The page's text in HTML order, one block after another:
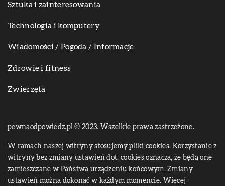
Sztuka i zainteresowania
Technologia i komputery
Wiadomości / Pogoda / Informacje
Zdrowie i fitness
Zwierzęta
pewnaodpowiedz.pl © 2023. Wszelkie prawa zastrzeżone.
W ramach naszej witryny stosujemy pliki cookies. Korzystanie z
witryny bez zmiany ustawień dot. cookies oznacza, że będą one
zamieszczane w Państwa urządzeniu końcowym. Zmiany
ustawień można dokonać w każdym momencie. Więcej